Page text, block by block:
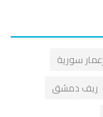
سورية
ريف دمشق